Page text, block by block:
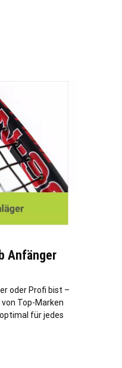
Anfänger
oder Profi bist –
Top-Marken
für jedes